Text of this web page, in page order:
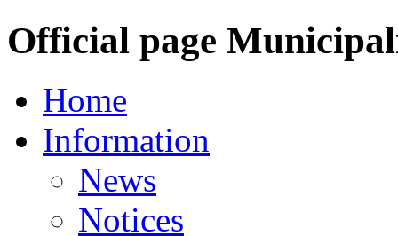
Official page
Home
Information
News
Notices